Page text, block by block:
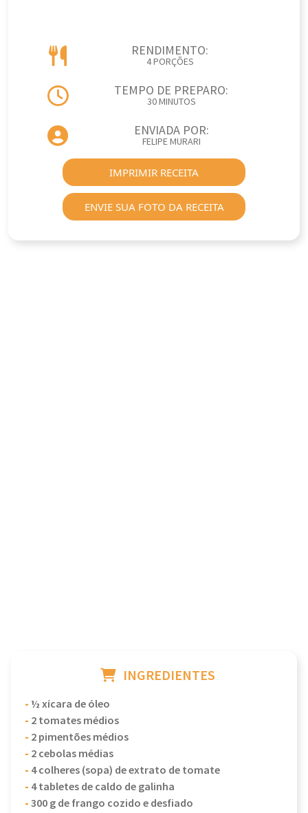
RENDIMENTO:
4 PORÇÕES
TEMPO DE PREPARO:
30 MINUTOS
ENVIADA POR:
FELIPE MURARI
IMPRIMIR RECEITA
ENVIE SUA FOTO DA RECEITA
INGREDIENTES
-½ xícara de óleo
- 2 tomates médios
- 2 pimentões médios
- 2 cebolas médias
- 4 colheres (sopa) de extrato de tomate
- 4 tabletes de caldo de galinha
-300 g de frango cozido e desfiado